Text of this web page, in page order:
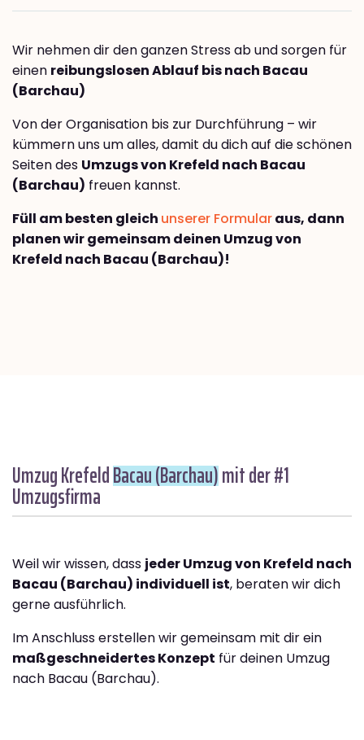
Wir nehmen dir den ganzen Stress ab und sorgen für
einen reibungslosen Ablauf bis nach Bacau
(Barchau)
Von der Organisation bis zur Durchführung – wir
kümmern uns um alles, damit du dich auf die schönen
Seiten des Umzugs von Krefeld nach Bacau
(Barchau) freuen kannst.
Füll am besten gleich unserer Formularaus, dann
planen wir gemeinsam deinen Umzug von
Krefeld nach Bacau (Barchau)!
Umzug KrefeldBacau (Barchau)mit der #1
Umzugsfirma
Weil wir wissen, dass jeder Umzug von Krefeld nach
Bacau (Barchau) individuell ist, beraten wir dich
gerne ausführlich.
Im Anschluss erstellen wir gemeinsam mit dir ein
maßgeschneidertes Konzept für deinen Umzug
nach Bacau (Barchau).